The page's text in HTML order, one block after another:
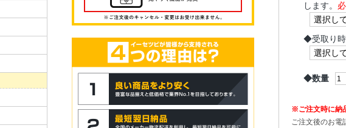
します。
◆受取り
◆数量
※ご注文時に納
ご注文後のお電